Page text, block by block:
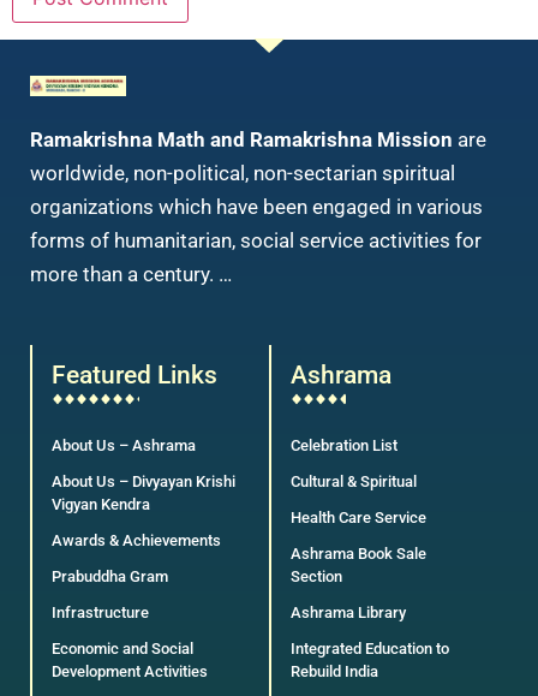
Ramakrishna Math and Ramakrishna Mission are
worldwide, non-political, non-sectarian spiritual
organizations which have been engaged in various
forms of humanitarian, social service activities for
more than a century. …
Featured Links
About Us – Ashrama
About Us – Divyayan Krishi
Vigyan Kendra
Awards & Achievements
Prabuddha Gram
Infrastructure
Economic and Social
Development Activities
Ashrama
Celebration List
Cultural & Spiritual
Health Care Service
Ashrama Book Sale
Section
Ashrama Library
Integrated Education to
Rebuild India